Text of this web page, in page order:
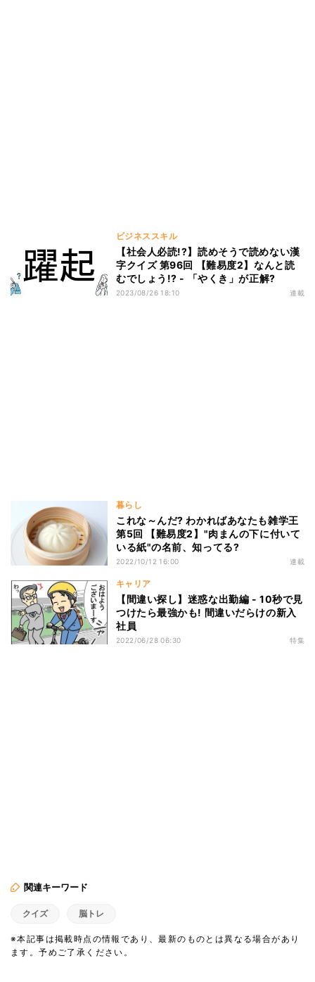
ビジネススキル
【社会人必読!?】読めそうで読めない漢
字クイズ 第96回 【難易度2】なんと読
むでしょう!? - 「やくき」が正解?
2023/08/26 18:10 連載
暮らし
これな～んだ? わかればあなたも雑学王
第5回 【難易度2】"肉まんの下に付いて
いる紙"の名前、知ってる?
2022/10/12 16:00 連載
キャリア
【間違い探し】迷惑な出勤編 - 10秒で見
つけたら最強かも! 間違いだらけの新入
社員
2022/06/28 06:30 特集
関連キーワード
クイズ 脳トレ
※本記事は掲載時点の情報であり、最新のものとは異なる場合があり
ます。予めご了承ください。